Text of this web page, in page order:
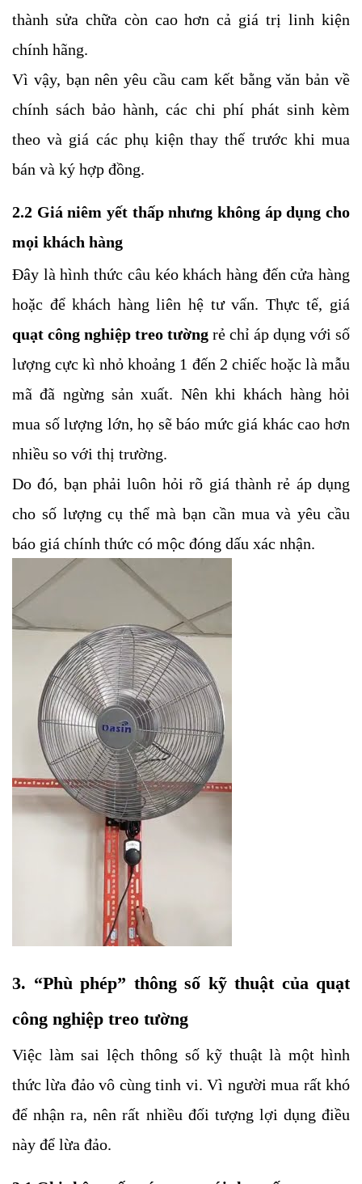
thành sửa chữa còn cao hơn cả giá trị linh kiện
chính hãng.
Vì vậy, bạn nên yêu cầu cam kết bằng văn bản về
chính sách bảo hành, các chi phí phát sinh kèm
theo và giá các phụ kiện thay thế trước khi mua
bán và ký hợp đồng.
2.2 Giá niêm yết thấp nhưng không áp dụng cho
mọi khách hàng
Đây là hình thức câu kéo khách hàng đến cửa hàng
hoặc để khách hàng liên hệ tư vấn. Thực tế, giá
quạt công nghiệp treo tường rẻ chỉ áp dụng với số
lượng cực kì nhỏ khoảng 1 đến 2 chiếc hoặc là mẫu
mã đã ngừng sản xuất. Nên khi khách hàng hỏi
mua số lượng lớn, họ sẽ báo mức giá khác cao hơn
nhiều so với thị trường.
Do đó, bạn phải luôn hỏi rõ giá thành rẻ áp dụng
cho số lượng cụ thể mà bạn cần mua và yêu cầu
báo giá chính thức có mộc đóng dấu xác nhận.
3. “Phù phép” thông số kỹ thuật của quạt
công nghiệp treo tường
Việc làm sai lệch thông số kỹ thuật là một hình
thức lừa đảo vô cùng tinh vi. Vì người mua rất khó
để nhận ra, nên rất nhiều đối tượng lợi dụng điều
này để lừa đảo.